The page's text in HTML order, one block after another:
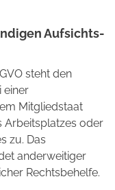
Aufsichts­
steht den
einer
Mitgliedstaat
Arbeitsplatzes oder
zu. Das
anderweitiger
Rechtsbehelfe.